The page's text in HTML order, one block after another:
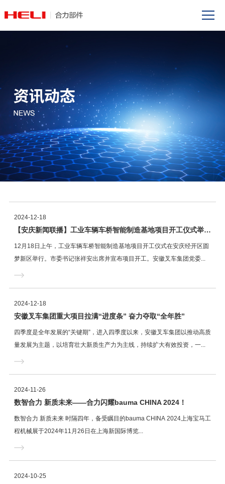
2024-12-18
【安庆新闻联播】工业车辆车桥智能制造基地项目开工仪式举行 张祥安宣布项目开工 张君毅致辞
12月18日上午，工业车辆车桥智能制造基地项目开工仪式在安庆经开区圆
梦新区举行。市委书记张祥安出席并宣布项目开工。安徽叉车集团党委...
2024-12-18
安徽叉车集团重大项目拉满“进度条” 奋力夺取“全年胜”
四季度是全年发展的“关键期”，进入四季度以来，安徽叉车集团以推动高质
量发展为主题，以培育壮大新质生产力为主线，持续扩大有效投资，一...
2024-11-26
数智合力 新质未来——合力闪耀bauma CHINA 2024！
数智合力 新质未来 时隔四年，备受瞩目的bauma CHINA 2024上海宝马工
程机械展于2024年11月26日在上海新国际博览...
2024-10-25